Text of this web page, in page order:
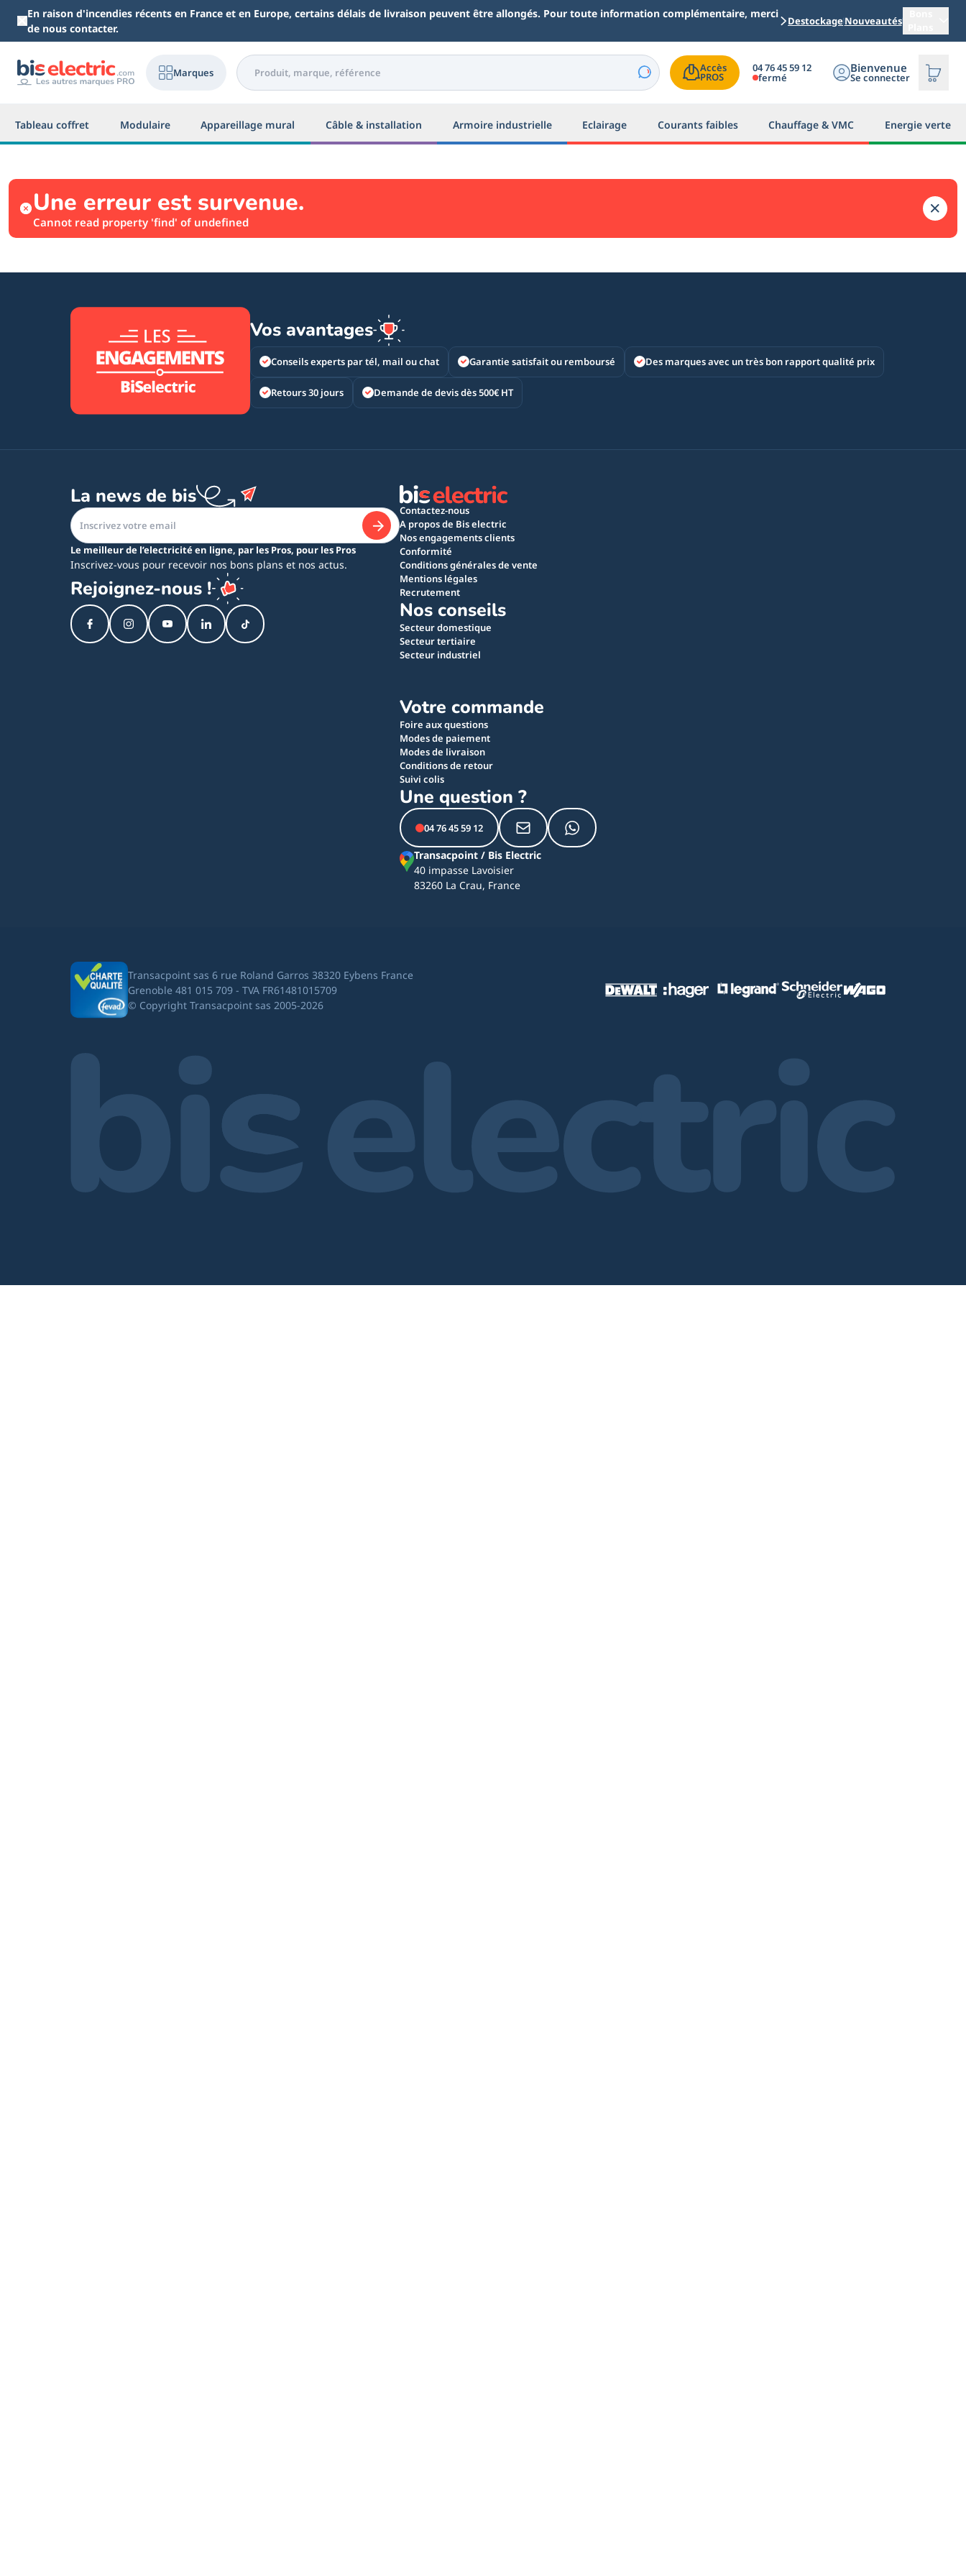
Aller au contenu principal
En raison d'incendies récents en France et en Europe, certains délais de livraison peuvent être allongés. Pour toute information complémentaire, merci
de nous contacter.
DestockageNouveautés
Marques Accès
PROS
04 76 45 59 12
fermé
Bienvenue
Se connecter
Tableau coffret Modulaire Appareillage mural Câble & installation Armoire industrielle Eclairage Courants faibles Chauffage & VMC Energie verte
Une erreur est survenue.
Cannot read property 'find' of undefined
Vos avantages
Conseils experts par tél, mail ou chat Garantie satisfait ou remboursé Des marques avec un très bon rapport qualité prix
Retours 30 jours Demande de devis dès 500€ HT
La news de bis
Le meilleur de l’electricité en ligne, par les Pros, pour les Pros
Inscrivez-vous pour recevoir nos bons plans et nos actus.
Rejoignez-nous !
Contactez-nous
A propos de Bis electric
Nos engagements clients
Conformité
Conditions générales de vente
Mentions légales
Recrutement
Nos conseils
Secteur domestique
Secteur tertiaire
Secteur industriel
Votre commande
Foire aux questions
Modes de paiement
Modes de livraison
Conditions de retour
Suivi colis
Une question ?
04 76 45 59 12
Transacpoint / Bis Electric
40 impasse Lavoisier
83260 La Crau, France
Transacpoint sas 6 rue Roland Garros 38320 Eybens France
Grenoble 481 015 709 - TVA FR61481015709
© Copyright Transacpoint sas 2005-2026